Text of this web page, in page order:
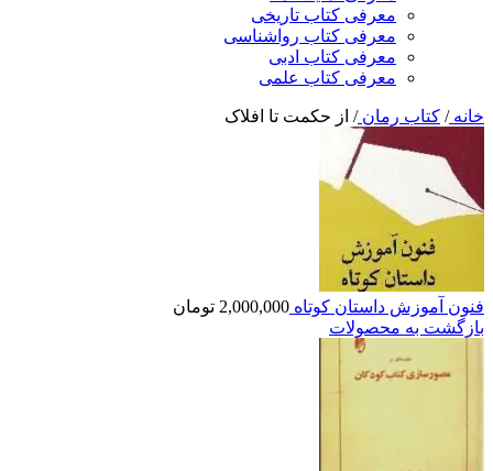
معرفی کتاب تاریخی
معرفی کتاب رواشناسی
معرفی کتاب ادبی
معرفی کتاب علمی
خانه/ کتاب رمان/ از حکمت تا افلاک
فنون آموزش داستان کوتاه 2,000,000 تومان
بازگشت به محصولات